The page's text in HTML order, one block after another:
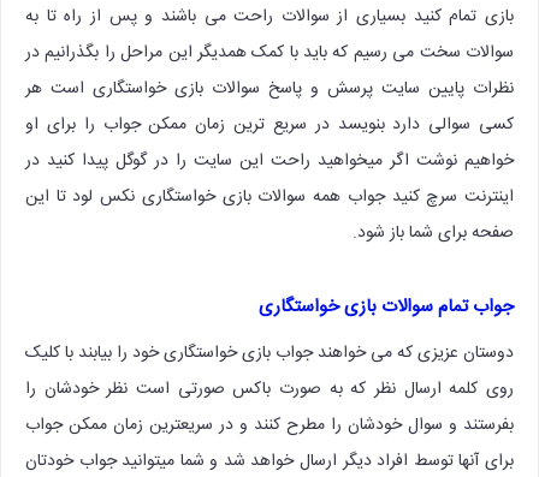
بازی تمام کنید بسیاری از سوالات راحت می باشند و پس از راه تا به
سوالات سخت می رسیم که باید با کمک همدیگر این مراحل را بگذرانیم در
نظرات پایین سایت پرسش و پاسخ سوالات بازی خواستگاری است هر
کسی سوالی دارد بنویسد در سریع ترین زمان ممکن جواب را برای او
خواهیم نوشت اگر میخواهید راحت این سایت را در گوگل پیدا کنید در
اینترنت سرچ کنید جواب همه سوالات بازی خواستگاری نکس لود تا این
صفحه برای شما باز شود.
جواب تمام سوالات بازی خواستگاری
دوستان عزیزی که می خواهند جواب بازی خواستگاری خود را بیابند با کلیک
روی کلمه ارسال نظر که به صورت باکس صورتی است نظر خودشان را
بفرستند و سوال خودشان را مطرح کنند و در سریعترین زمان ممکن جواب
برای آنها توسط افراد دیگر ارسال خواهد شد و شما میتوانید جواب خودتان